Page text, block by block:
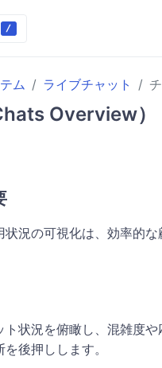
ム ライブチャット
Overview）
況の可視化は、効率的
状況を俯瞰し、混雑度
後押しします。